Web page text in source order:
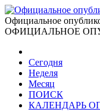
Официальное
ОФИЦИАЛЬНОЕ
Сегодня
Неделя
Месяц
ПОИСК
КАЛЕНДАРЬ